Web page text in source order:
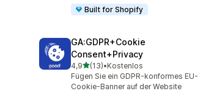
Built for Shopify
GA:GDPR+Cookie
Consent+Privacy
4,9von 5 Sternen
(13)
13 Rezensionen insgesamt
•Kostenlos
Fügen Sie ein GDPR-konformes EU-
Cookie-Banner auf der Website